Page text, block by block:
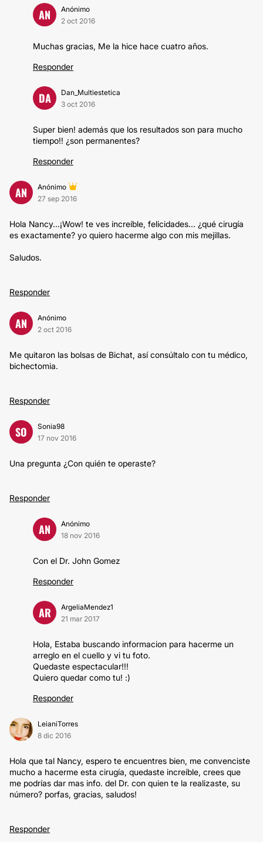
AN
Anónimo
2 oct 2016
Muchas gracias, Me la hice hace cuatro años.
Responder
DA
Dan_Multiestetica
3 oct 2016
Super bien! además que los resultados son para mucho
tiempo!! ¿son permanentes?
Responder
AN
Anónimo
27 sep 2016
Hola Nancy...¡Wow! te ves increíble, felicidades... ¿qué cirugía
es exactamente? yo quiero hacerme algo con mis mejillas.
Saludos.
Responder
AN
Anónimo
2 oct 2016
Me quitaron las bolsas de Bichat, así consúltalo con tu médico,
bichectomia.
Responder
SO
Sonia98
17 nov 2016
Una pregunta ¿Con quién te operaste?
Responder
AN
Anónimo
18 nov 2016
Con el Dr. John Gomez
Responder
AR
ArgeliaMendez1
21 mar 2017
Hola, Estaba buscando informacion para hacerme un
arreglo en el cuello y vi tu foto.
Quedaste espectacular!!!
Quiero quedar como tu! :)
Responder
LeianiTorres
8 dic 2016
Hola que tal Nancy, espero te encuentres bien, me convenciste
mucho a hacerme esta cirugía, quedaste increíble, crees que
me podrías dar mas info. del Dr. con quien te la realizaste, su
número? porfas, gracias, saludos!
Responder